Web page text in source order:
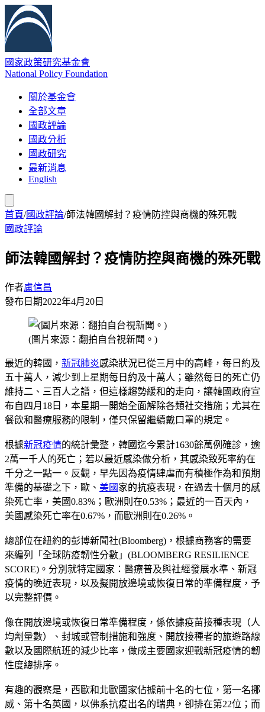
國家政策研究基金會
National Policy Foundation
關於基金會
全部文章
國政評論
國政分析
國政研究
最新消息
English
首頁/國政評論/師法韓國解封？疫情防控與商機的殊死戰
國政評論
師法韓國解封？疫情防控與商機的殊死戰
作者盧信昌
發布日期2022年4月20日
(圖片來源：翻拍自台視新聞。)
最近的韓國， 新冠肺炎感染狀況已從三月中的高峰，每日約及
五十萬人，減少到上星期每日約及十萬人；雖然每日的死亡仍
維持二、三百人之譜，但這樣趨勢緩和的走向，讓韓國政府宣
布自四月18日，本星期一開始全面解除各類社交措施；尤其在
餐飲和醫療服務的限制，僅只保留繼續戴口罩的規定。
根據新冠疫情的統計彙整，韓國迄今累計1630餘萬例確診，逾
2萬一千人的死亡；若以最近感染做分析，其感染致死率約在
千分之一點一。反觀，早先因為疫情肆虐而有積極作為和預期
準備的基礎之下，歐、 美國 家的抗疫表現，在過去十個月的感
染死亡率，美國0.83%；歐洲則在0.53%；最近的一百天內，
美國感染死亡率在0.67%，而歐洲則在0.26%。
總部位在紐約的彭博新聞社(Bloomberg)，根據商務客的需要
來編列「全球防疫韌性分數」(BLOOMBERG RESILIENCE
SCORE)。分別就特定國家：醫療普及與社經發展水準、新冠
疫情的晚近表現，以及擬開放邊境或恢復日常的準備程度，予
以完整評價。
像在開放邊境或恢復日常準備程度，係依據疫苗接種表現（人
均劑量數）、封城或管制措施和強度、開放接種者的旅遊路線
數以及國際航班的減少比率，做成主要國家迎戰新冠疫情的韌
性度總排序。
有趣的觀察是，西歐和北歐國家佔據前十名的七位，第一名挪
威、第十名英國，以佛系抗疫出名的瑞典，卻排在第22位；而